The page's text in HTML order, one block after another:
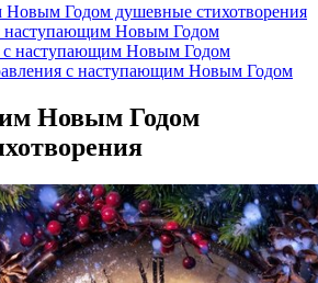
Годом душевные стихотворения
наступающим Новым Годом
с наступающим Новым Годом
с наступающим Новым Годом
Новым Годом